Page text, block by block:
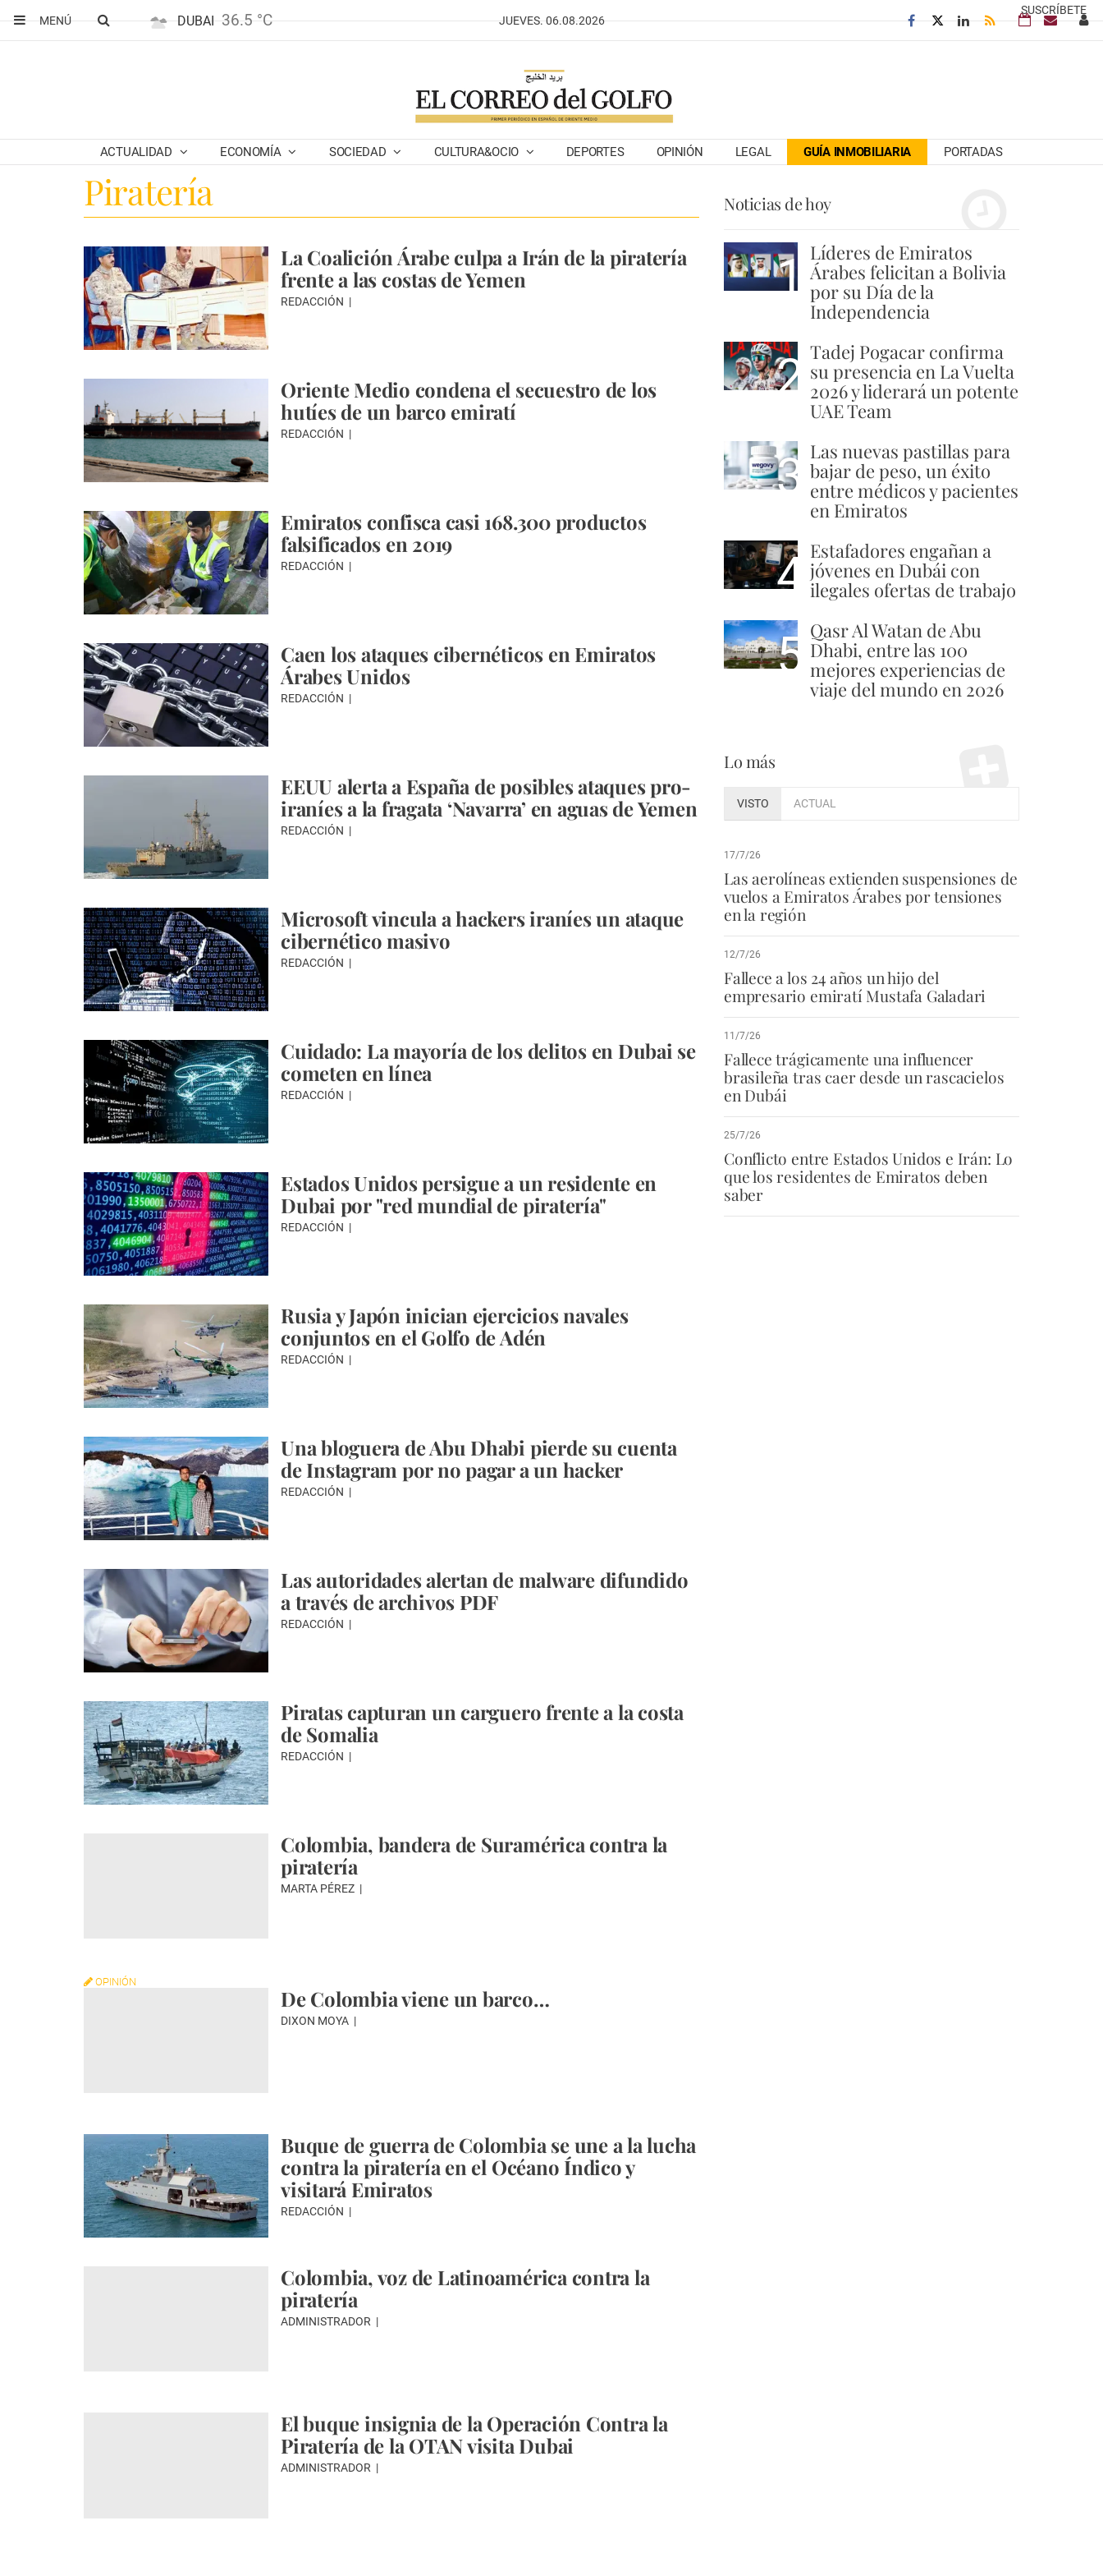
SUSCRÍBETE
MENÚ
DUBAI 36.5 °C JUEVES. 06.08.2026
ACTUALIDAD ECONOMÍA SOCIEDAD CULTURA&OCIO DEPORTES OPINIÓN LEGAL GUÍA INMOBILIARIA PORTADAS
Piratería
La Coalición Árabe culpa a Irán de la piratería
frente a las costas de Yemen
REDACCIÓN
Oriente Medio condena el secuestro de los
hutíes de un barco emiratí
REDACCIÓN
Emiratos confisca casi 168.300 productos
falsificados en 2019
REDACCIÓN
Caen los ataques cibernéticos en Emiratos
Árabes Unidos
REDACCIÓN
EEUU alerta a España de posibles ataques pro-
iraníes a la fragata ‘Navarra’ en aguas de Yemen
REDACCIÓN
Microsoft vincula a hackers iraníes un ataque
cibernético masivo
REDACCIÓN
Cuidado: La mayoría de los delitos en Dubai se
cometen en línea
REDACCIÓN
Estados Unidos persigue a un residente en
Dubai por "red mundial de piratería"
REDACCIÓN
Rusia y Japón inician ejercicios navales
conjuntos en el Golfo de Adén
REDACCIÓN
Una bloguera de Abu Dhabi pierde su cuenta
de Instagram por no pagar a un hacker
REDACCIÓN
Las autoridades alertan de malware difundido
a través de archivos PDF
REDACCIÓN
Piratas capturan un carguero frente a la costa
de Somalia
REDACCIÓN
Colombia, bandera de Suramérica contra la
piratería
MARTA PÉREZ
OPINIÓN
De Colombia viene un barco…
DIXON MOYA
Buque de guerra de Colombia se une a la lucha
contra la piratería en el Océano Índico y
visitará Emiratos
REDACCIÓN
Colombia, voz de Latinoamérica contra la
piratería
ADMINISTRADOR
El buque insignia de la Operación Contra la
Piratería de la OTAN visita Dubai
ADMINISTRADOR
Noticias de hoy
1 Líderes de Emiratos
Árabes felicitan a Bolivia
por su Día de la
Independencia
2 Tadej Pogacar confirma
su presencia en La Vuelta
2026 y liderará un potente
UAE Team
3 Las nuevas pastillas para
bajar de peso, un éxito
entre médicos y pacientes
en Emiratos
4 Estafadores engañan a
jóvenes en Dubái con
ilegales ofertas de trabajo
5 Qasr Al Watan de Abu
Dhabi, entre las 100
mejores experiencias de
viaje del mundo en 2026
Lo más
VISTO ACTUAL
17/7/26
Las aerolíneas extienden suspensiones de
vuelos a Emiratos Árabes por tensiones
en la región
12/7/26
Fallece a los 24 años un hijo del
empresario emiratí Mustafa Galadari
11/7/26
Fallece trágicamente una influencer
brasileña tras caer desde un rascacielos
en Dubái
25/7/26
Conflicto entre Estados Unidos e Irán: Lo
que los residentes de Emiratos deben
saber